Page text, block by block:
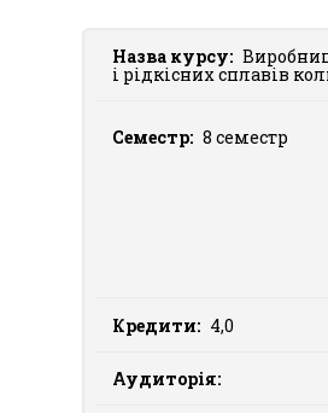
Назва курсу:
і рідкісних сплавів
Семестр: 8 семестр
Кредити: 4,0
Аудиторія: